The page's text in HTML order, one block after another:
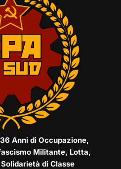
Anni di Occupazione,
Militante, Lotta,
di Classe